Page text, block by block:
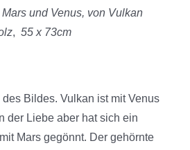
Mars und Venus, von Vulkan
, 55 x 73cm
Bildes. Vulkan ist mit Venus
der Liebe aber hat sich ein
Mars gegönnt. Der gehörnte